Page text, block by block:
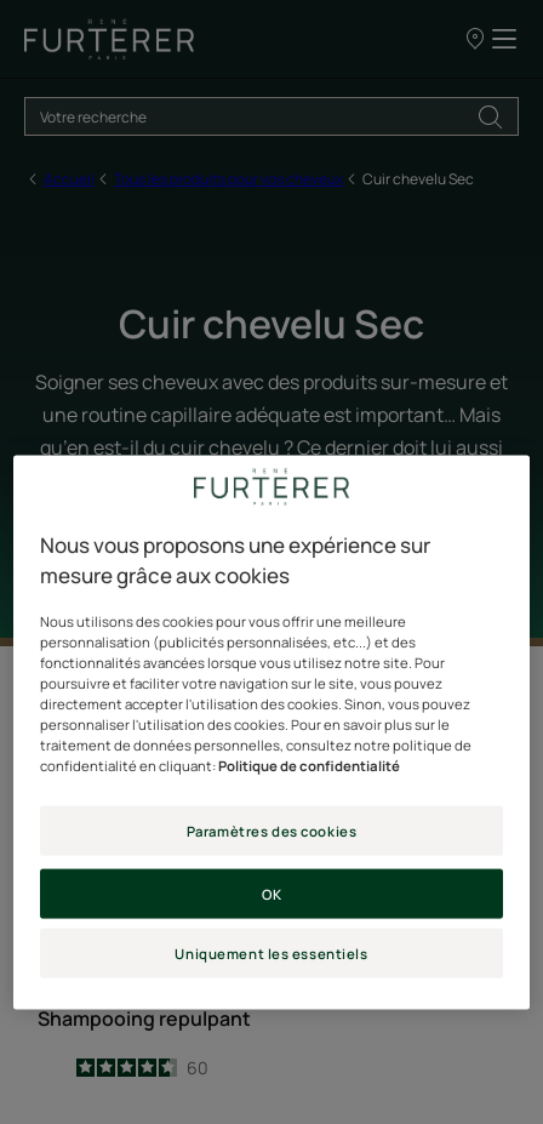
NOS
VENTE
Accueil Tous les produits pour vos cheveux Cuir chevelu Sec
Cuir chevelu Sec
Soigner ses cheveux avec des produits sur-mesure et
une routine capillaire adéquate est important… Mais
qu’en est-il du cuir chevelu ? Ce dernier doit lui aussi
être chouchouté, notamment lorsqu’il est sec et très
inconfortable.
1 résultat pour "Cuir chevelu Sec"
Shampooing
repulpant
BEST SELLER
Shampooing repulpant
4.6
/5
60
Nous vous proposons une expérience sur
mesure grâce aux cookies
Nous utilisons des cookies pour vous offrir une meilleure
personnalisation (publicités personnalisées, etc...) et des
fonctionnalités avancées lorsque vous utilisez notre site. Pour
poursuivre et faciliter votre navigation sur le site, vous pouvez
directement accepter l'utilisation des cookies. Sinon, vous pouvez
personnaliser l'utilisation des cookies. Pour en savoir plus sur le
traitement de données personnelles, consultez notre politique de
confidentialité en cliquant:Politique de confidentialité
Paramètres des cookies
Uniquement les essentiels
OK